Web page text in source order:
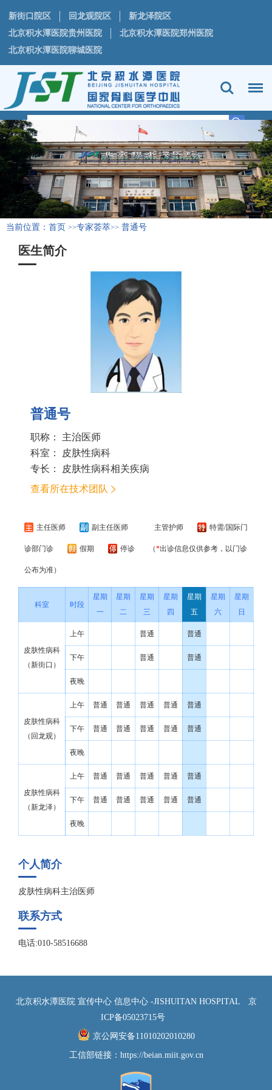
新街口院区 回龙观院区
新龙泽院区
北京积水潭医院贵州医院
北京积水潭医院郑州医院
北京积水潭医院聊城医院
当前位置： 首页 >>专家荟萃>> 普通号
医生简介
普通号
职称： 主治医师
科室：
皮肤性病科
专长： 皮肤性病科相关疾病
查看所在技术团队
主任医师 副主任医师 主管护师 特需/国际门
诊部门诊 假期 停诊 （*出诊信息仅供参考，以门诊
公布为准）
科室 时段
星期
一
星期
二
星期
三
星期
四
星期
五
星期
六
星期
日
皮肤性病科
（新街口）
上午 普通 普通
下午 普通 普通
夜晚
皮肤性病科
（回龙观）
上午 普通 普通 普通 普通 普通
下午 普通 普通 普通 普通 普通
夜晚
皮肤性病科
（新龙泽）
上午 普通 普通 普通 普通 普通
下午 普通 普通 普通 普通 普通
夜晚
个人简介
皮肤性病科主治医师
联系方式
电话:010-58516688
北京积水潭医院 宣传中心 信息中心 -JISHUITAN HOSPITAL
京
ICP备05023715号
京公网安备11010202010280
工信部链接： https://beian.miit.gov.cn